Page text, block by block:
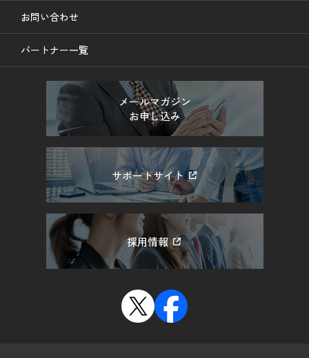
お問い合わせ
パートナー一覧
メールマガジン
お申し込み
サポートサイト
採用情報